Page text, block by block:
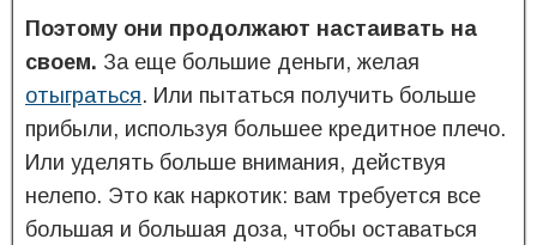
Поэтому они продолжают настаивать на
своем. За еще большие деньги, желая
отыграться. Или пытаться получить больше
прибыли, используя большее кредитное плечо.
Или уделять больше внимания, действуя
нелепо. Это как наркотик: вам требуется все
большая и большая доза, чтобы оставаться